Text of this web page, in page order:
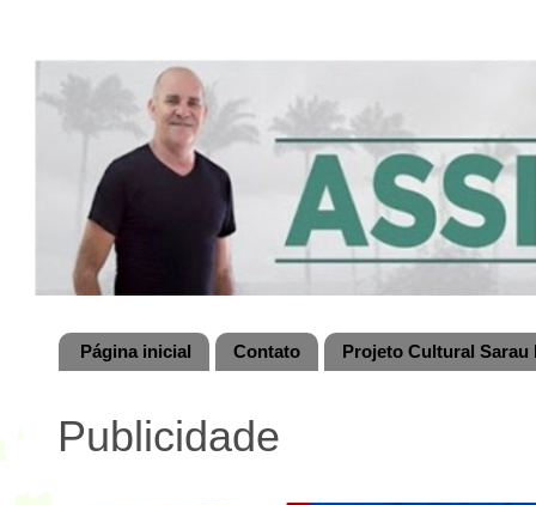
Página inicial Contato Projeto Cultural
Publicidade